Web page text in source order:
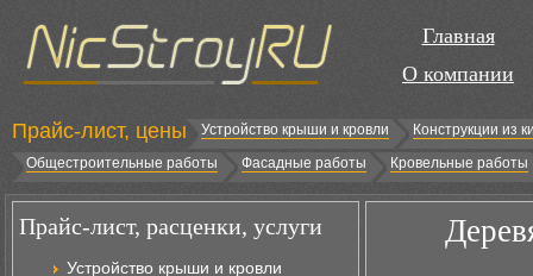
Главная
О компании
Прайс-лист, цены Устройство крыши и кровли
Конструкции из
Общестроительные работы
Фасадные работы Кровельные работы
Прайс-лист, расценки, услуги
Устройство крыши и кровли